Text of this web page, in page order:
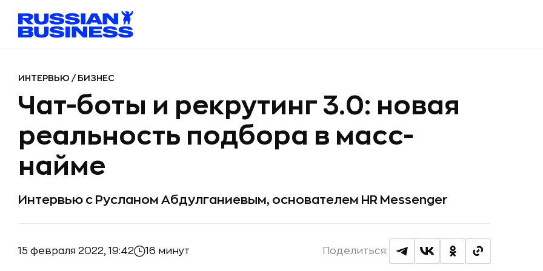
ИНТЕРВЬЮ / БИЗНЕС
Чат-боты и рекрутинг 3.0: новая
реальность подбора в масс-
найме
Интервью с Русланом Абдулганиевым, основателем HR Messenger
15 февраля 2022, 19:42 16 минут Поделиться: